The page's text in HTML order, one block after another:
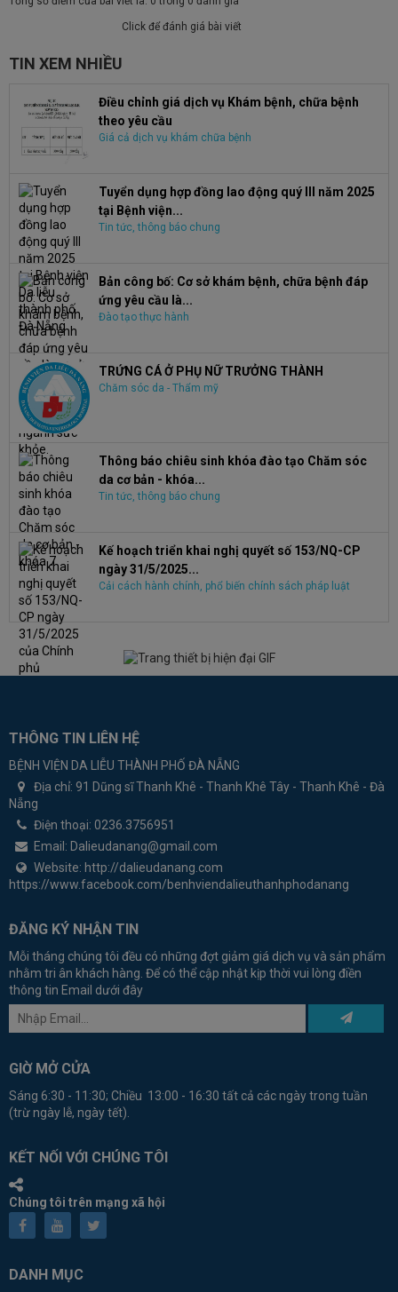
Click để đánh giá bài viết
TIN XEM NHIỀU
Điều chỉnh giá dịch vụ Khám bệnh, chữa bệnh
theo yêu cầu
Giá cả dịch vụ khám chữa bệnh
Tuyển dụng hợp đồng lao động quý III năm 2025
tại Bệnh viện...
Tin tức, thông báo chung
Bản công bố: Cơ sở khám bệnh, chữa bệnh đáp
ứng yêu cầu là...
Đào tạo thực hành
TRỨNG CÁ Ở PHỤ NỮ TRƯỞNG THÀNH
Chăm sóc da - Thẩm mỹ
Thông báo chiêu sinh khóa đào tạo Chăm sóc
da cơ bản - khóa...
Tin tức, thông báo chung
Kế hoạch triển khai nghị quyết số 153/NQ-CP
ngày 31/5/2025...
Cải cách hành chính, phổ biến chính sách pháp luật
THÔNG TIN LIÊN HỆ
BỆNH VIỆN DA LIỄU THÀNH PHỐ ĐÀ NẴNG
Địa chỉ: 91 Dũng sĩ Thanh Khê - Thanh Khê Tây - Thanh Khê - Đà
Nẵng
Điện thoại: 0236.3756951
Email: Dalieudanang@gmail.com
Website: http://dalieudanang.com
https://www.facebook.com/benhviendalieuthanhphodanang
ĐĂNG KÝ NHẬN TIN
Mỗi tháng chúng tôi đều có những đợt giảm giá dịch vụ và sản phẩm
nhằm tri ân khách hàng. Để có thể cập nhật kịp thời vui lòng điền
thông tin Email dưới đây
GIỜ MỞ CỬA
Sáng 6:30 - 11:30; Chiều 13:00 - 16:30 tất cả các ngày trong tuần
(trừ ngày lễ, ngày tết).
KẾT NỐI VỚI CHÚNG TÔI
Chúng tôi trên mạng xã hội
DANH MỤC